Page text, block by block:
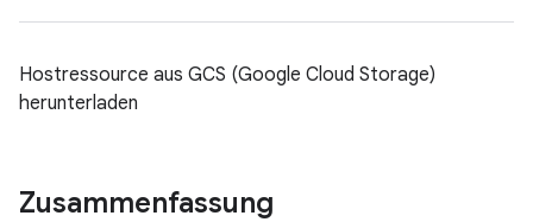
Hostressource aus GCS (Google Cloud Storage)
herunterladen
Zusammenfassung